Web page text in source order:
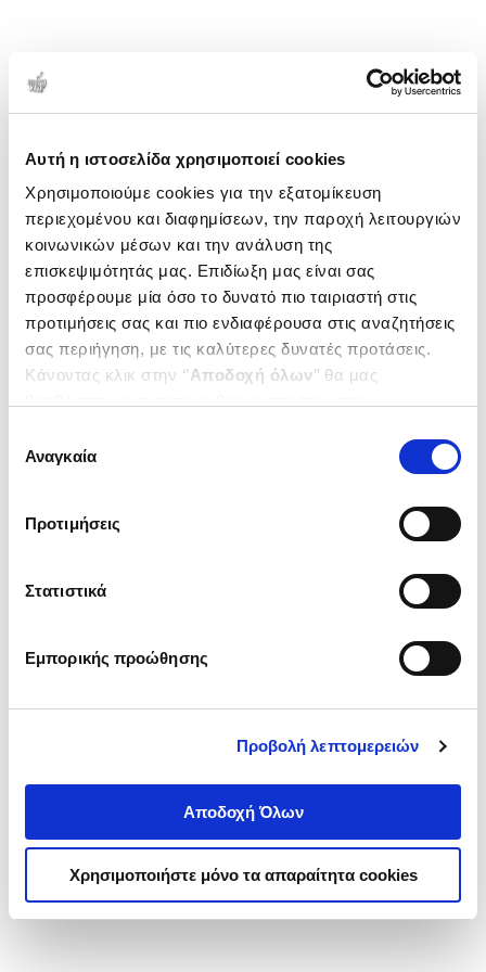
Αυτή η ιστοσελίδα χρησιμοποιεί cookies
Χρησιμοποιούμε cookies για την εξατομίκευση
περιεχομένου και διαφημίσεων, την παροχή λειτουργιών
κοινωνικών μέσων και την ανάλυση της
επισκεψιμότητάς μας. Επιδίωξη μας είναι σας
προσφέρουμε μία όσο το δυνατό πιο ταιριαστή στις
προτιμήσεις σας και πιο ενδιαφέρουσα στις αναζητήσεις
σας περιήγηση, με τις καλύτερες δυνατές προτάσεις.
Κάνοντας κλικ στην ‘’Αποδοχή όλων’’ θα μας
ενδιαφέρουν και να επιλέξετε από τα παρακάτω με την
΄΄και να ενημερωθείτε σχετικά με
συγκατάθεσης
Αναγκαία
Προτιμήσεις
Στατιστικά
Εμπορικής προώθησης
Προβολή λεπτομερειών
Αποδοχή Όλων
Χρησιμοποιήστε μόνο τα απαραίτητα cookies